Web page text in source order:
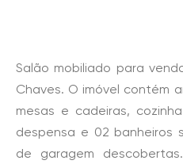
Salão mobiliado para
Chaves. O imóvel contém
mesas e cadeiras,
despensa e 02 banheiros
de garagem